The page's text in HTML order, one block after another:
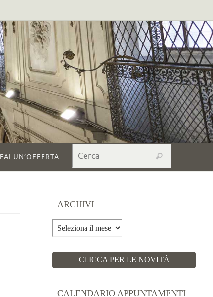
FAI UN’OFFERTA Cerca
ARCHIVI
Archivi
CLICCA PER LE NOVITÀ
CALENDARIO APPUNTAMENTI